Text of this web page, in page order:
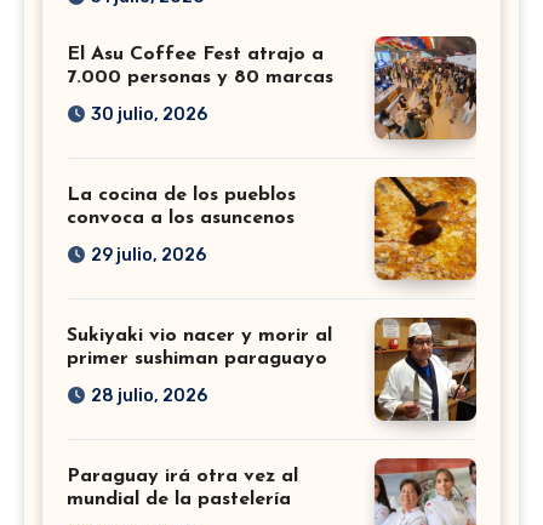
El Asu Coffee Fest atrajo a
7.000 personas y 80 marcas
30 julio, 2026
La cocina de los pueblos
convoca a los asuncenos
29 julio, 2026
Sukiyaki vio nacer y morir al
primer sushiman paraguayo
28 julio, 2026
Paraguay irá otra vez al
mundial de la pastelería